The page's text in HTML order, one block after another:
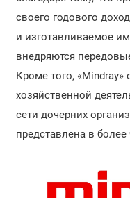
своего годового
и изготавливаемое
внедряются
Кроме того, «Mindray»
хозяйственной
сети дочерних
представлена в